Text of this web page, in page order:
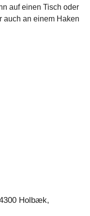
auf einen Tisch oder
auch an einem Haken
Holbæk,